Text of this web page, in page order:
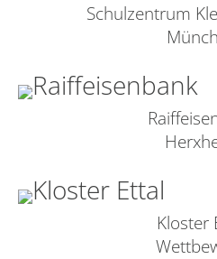
Schulzentrum
Kloster